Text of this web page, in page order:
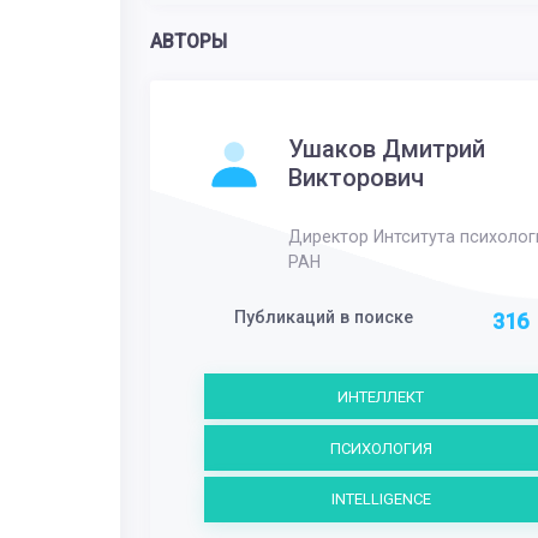
АВТОРЫ
Ушаков Дмитрий
Викторович
Директор Интситута
РАН
Публикаций в поиске 316
ИНТЕЛЛЕКТ
ПСИХОЛОГИЯ
INTELLIGENCE